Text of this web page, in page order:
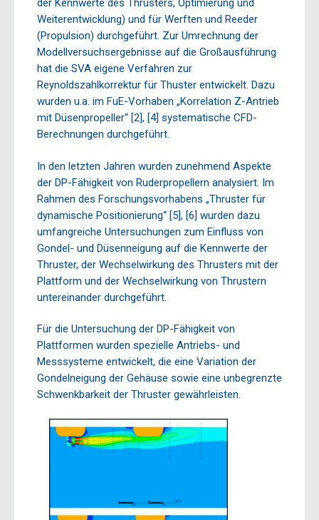
der Kennwerte des Thrusters, Optimierung und
Weiterentwicklung) und für Werften und Reeder
(Propulsion) durchgeführt. Zur Umrechnung der
Modellversuchsergebnisse auf die Großausführung
hat die SVA eigene Verfahren zur
Reynoldszahlkorrektur für Thuster entwickelt. Dazu
wurden u.a. im FuE-Vorhaben „Korrelation Z-Antrieb
mit Düsenpropeller“ [2], [4] systematische CFD-
Berechnungen durchgeführt.
In den letzten Jahren wurden zunehmend Aspekte
der DP-Fähigkeit von Ruderpropellern analysiert. Im
Rahmen des Forschungsvorhabens „Thruster für
dynamische Positionierung“ [5], [6] wurden dazu
umfangreiche Untersuchungen zum Einfluss von
Gondel- und Düsenneigung auf die Kennwerte der
Thruster, der Wechselwirkung des Thrusters mit der
Plattform und der Wechselwirkung von Thrustern
untereinander durchgeführt.
Für die Untersuchung der DP-Fähigkeit von
Plattformen wurden spezielle Antriebs- und
Messsysteme entwickelt, die eine Variation der
Gondelneigung der Gehäuse sowie eine unbegrenzte
Schwenkbarkeit der Thruster gewährleisten.